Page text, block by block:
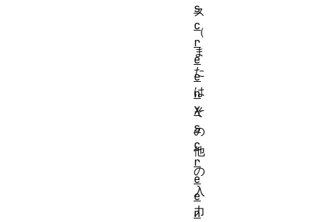
ス
（
ま
た
は
そ
の
他
の
入
力
s
c
r
e
e
n
X
s
c
r
e
e
n